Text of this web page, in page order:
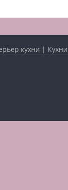
кухни |